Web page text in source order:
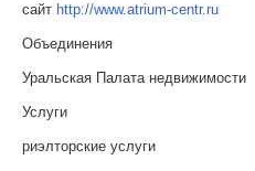
сайт http://www.atrium-centr.ru
Объединения
Уральская Палата недвижимости
Услуги
риэлторские услуги